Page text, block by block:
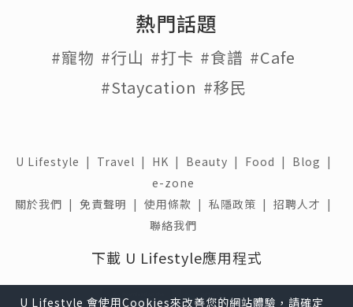
熱門話題
#寵物 #行山 #打卡 #食譜 #Cafe
#Staycation #移民
U Lifestyle | Travel | HK | Beauty | Food | Blog |
e-zone
關於我們 | 免責聲明 | 使用條款 | 私隱政策 | 招聘人才 |
聯絡我們
下載 U Lifestyle應用程式
U Lifestyle 會使用Cookies來改善您的網站體驗，請確定